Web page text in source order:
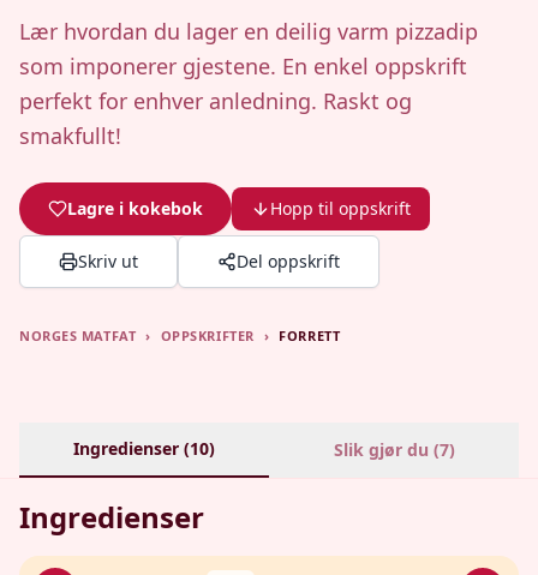
Lær hvordan du lager en deilig varm pizzadip
som imponerer gjestene. En enkel oppskrift
perfekt for enhver anledning. Raskt og
smakfullt!
Lagre i kokebok Hopp til oppskrift
Skriv ut Del oppskrift
NORGES MATFAT › OPPSKRIFTER › FORRETT
Ingredienser (10) Slik gjør du (7)
Ingredienser